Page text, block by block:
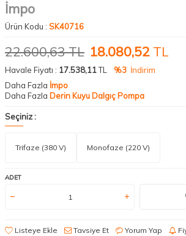
İmpo
Ürün Kodu : SK40716
22.600,63TL 18.080,52 TL
Havale Fiyatı : 17.538,11TL %3 İndirim
Daha Fazla İmpo
Daha Fazla Derin Kuyu Dalgıç Pompa
Seçiniz :
Trifaze (380 V) Monofaze (220 V)
ADET
Listeye Ekle Tavsiye Et Yorum Yap